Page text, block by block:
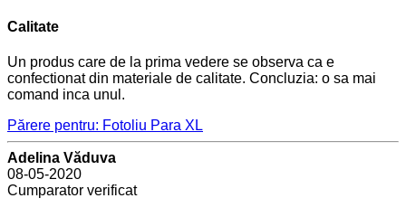
Calitate
Un produs care de la prima vedere se observa ca e
confectionat din materiale de calitate. Concluzia: o sa mai
comand inca unul.
Părere pentru: Fotoliu Para XL
Adelina Văduva
08-05-2020
Cumparator verificat